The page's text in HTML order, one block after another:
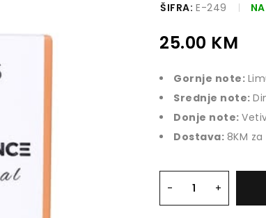
ŠIFRA: E-249
25.00 KM
Gornje note:
Srednje note:
Donje note:
Dostava: 8KM